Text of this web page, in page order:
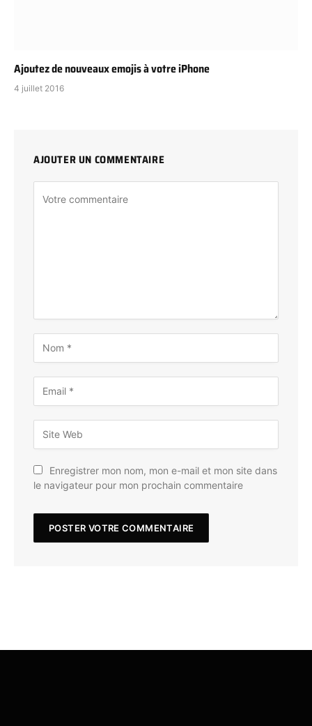
Ajoutez de nouveaux emojis à votre iPhone
4 juillet 2016
AJOUTER UN COMMENTAIRE
Enregistrer mon nom, mon e-mail et mon site dans
le navigateur pour mon prochain commentaire